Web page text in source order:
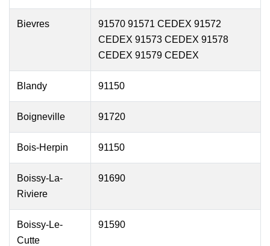
Bievres
91570 91571 CEDEX 91572
CEDEX 91573 CEDEX 91578
CEDEX 91579 CEDEX
Blandy 91150
Boigneville 91720
Bois-Herpin 91150
Boissy-La-
Riviere
91690
Boissy-Le-
Cutte
91590